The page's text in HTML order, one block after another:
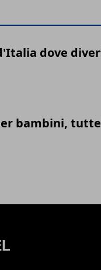
dove
bambini,